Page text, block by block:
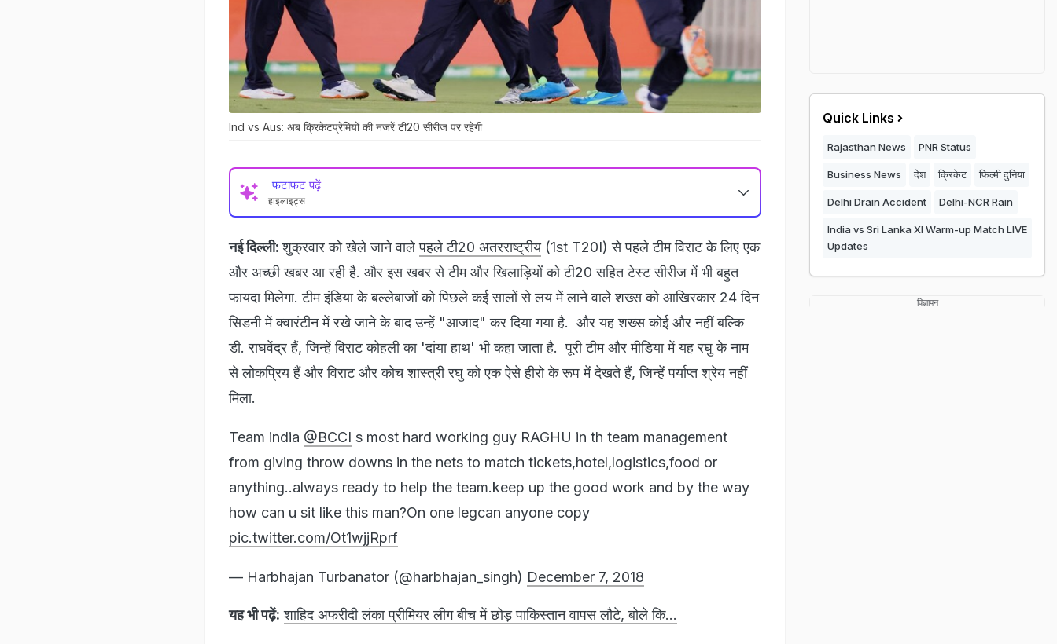
Ind vs Aus: अब क्रिकेटप्रेमियों की नजरें टी20 सीरीज पर रहेगी
फटाफट पढ़ें
हाइलाइट्स
नई दिल्ली: शुक्रवार को खेले जाने वालेपहले टी20 अतरराष्ट्रीय(1st T20I) से पहले टीम विराट के लिए एक
और अच्छी खबर आ रही है. और इस खबर से टीम और खिलाड़ियों को टी20 सहित टेस्ट सीरीज में भी बहुत
फायदा मिलेगा. टीम इंडिया के बल्लेबाजों को पिछले कई सालों से लय में लाने वाले शख्स को आखिरकार 24 दिन
सिडनी में क्वारंटीन में रखे जाने के बाद उन्हें "आजाद" कर दिया गया है. और यह शख्स कोई और नहीं बल्कि
डी. राघवेंद्र हैं, जिन्हें विराट कोहली का 'दांया हाथ' भी कहा जाता है. पूरी टीम और मीडिया में यह रघु के नाम
से लोकप्रिय हैं और विराट और कोच शास्त्री रघु को एक ऐसे हीरो के रूप में देखते हैं, जिन्हें पर्याप्त श्रेय नहीं
मिला.
Team india @BCCI s most hard working guy RAGHU in th team management
from giving throw downs in the nets to match tickets,hotel,logistics,food or
anything..always ready to help the team.keep up the good work and by the way
how can u sit like this man?On one legcan anyone copy
pic.twitter.com/Ot1wjjRprf
— Harbhajan Turbanator (@harbhajan_singh) December 7, 2018
यह भी पढ़ें: शाहिद अफरीदी लंका प्रीमियर लीग बीच में छोड़ पाकिस्तान वापस लौटे, बोले कि...
Quick Links
Rajasthan News PNR Status
Business News देश क्रिकेट फिल्मी दुनिया
Delhi Drain Accident Delhi-NCR Rain
India vs Sri Lanka XI Warm-up Match LIVE
Updates
विज्ञापन